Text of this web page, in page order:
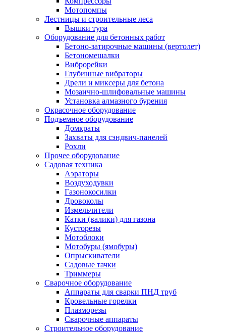
Мотопомпы
Лестницы и строительные леса
Вышки тура
Оборудование для бетонных работ
Бетоно-затирочные машины (вертолет)
Бетономешалки
Виброрейки
Глубинные вибраторы
Дрели и миксеры для бетона
Мозаично-шлифовальные машины
Установка алмазного бурения
Окрасочное оборудование
Подъемное оборудование
Домкраты
Захваты для сэндвич-панелей
Рохли
Прочее оборудование
Садовая техника
Аэраторы
Воздуходувки
Газонокосилки
Дровоколы
Измельчители
Катки (валики) для газона
Кусторезы
Мотоблоки
Мотобуры (ямобуры)
Опрыскиватели
Садовые тачки
Триммеры
Сварочное оборудование
Аппараты для сварки ПНД труб
Кровельные горелки
Плазморезы
Сварочные аппараты
Строительное оборудование